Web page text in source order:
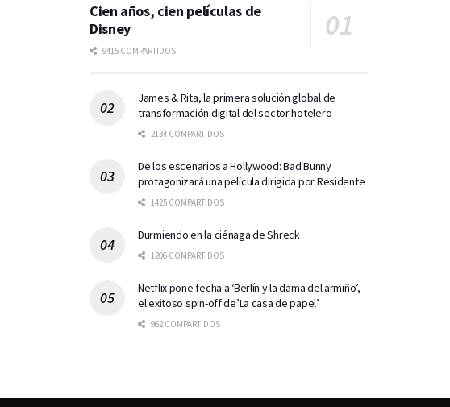
Cien años, cien películas de
Disney
9415 COMPARTIDOS
James & Rita, la primera solución global de
transformación digital del sector hotelero
2134 COMPARTIDOS
De los escenarios a Hollywood: Bad Bunny
protagonizará una película dirigida por Residente
1425 COMPARTIDOS
Durmiendo en la ciénaga de Shreck
1206 COMPARTIDOS
Netflix pone fecha a ‘Berlín y la dama del armiño’,
el exitoso spin-off de’La casa de papel’
962 COMPARTIDOS